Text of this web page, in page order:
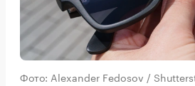
Фото: Alexander Fedosov /